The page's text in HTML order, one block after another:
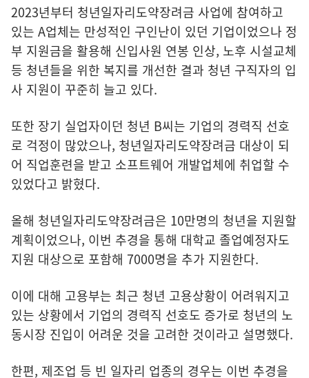
2023년부터 청년일자리도약장려금 사업에 참여하고
있는 A업체는 만성적인 구인난이 있던 기업이었으나 정
부 지원금을 활용해 신입사원 연봉 인상, 노후 시설교체
등 청년들을 위한 복지를 개선한 결과 청년 구직자의 입
사 지원이 꾸준히 늘고 있다.
또한 장기 실업자이던 청년 B씨는 기업의 경력직 선호
로 걱정이 많았으나, 청년일자리도약장려금 대상이 되
어 직업훈련을 받고 소프트웨어 개발업체에 취업할 수
있었다고 밝혔다.
올해 청년일자리도약장려금은 10만명의 청년을 지원할
계획이었으나, 이번 추경을 통해 대학교 졸업예정자도
지원 대상으로 포함해 7000명을 추가 지원한다.
이에 대해 고용부는 최근 청년 고용상황이 어려워지고
있는 상황에서 기업의 경력직 선호도 증가로 청년의 노
동시장 진입이 어려운 것을 고려한 것이라고 설명했다.
한편, 제조업 등 빈 일자리 업종의 경우는 이번 추경을